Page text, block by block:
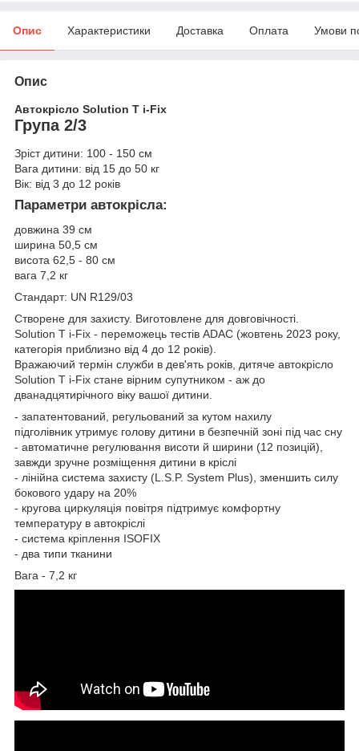
Опис Характеристики Доставка Оплата Умови
Опис
Автокрісло Solution T i-Fix
Група 2/3
Зріст дитини: 100 - 150 см
Вага дитини: від 15 до 50 кг
Вік: від 3 до 12 років
Параметри автокрісла:
довжина 39 см
ширина 50,5 см
висота 62,5 - 80 см
вага 7,2 кг
Стандарт: UN R129/03
Створене для захисту. Виготовлене для довговічності.
Solution T i-Fix - переможець тестів ADAC (жовтень 2023 року,
категорія приблизно від 4 до 12 років).
Вражаючий термін служби в дев'ять років, дитяче автокрісло
Solution T i-Fix стане вірним супутником - аж до
дванадцятирічного віку вашої дитини.
- запатентований, регульований за кутом нахилу
підголівник утримує голову дитини в безпечній зоні під час сну
- автоматичне регулювання висоти й ширини (12 позицій),
завжди зручне розміщення дитини в кріслі
- лінійна система захисту (L.S.P. System Plus), зменшить силу
бокового удару на 20%
- кругова циркуляція повітря підтримує комфортну
температуру в автокріслі
- система кріплення ISOFIX
- два типи тканини
Вага - 7,2 кг